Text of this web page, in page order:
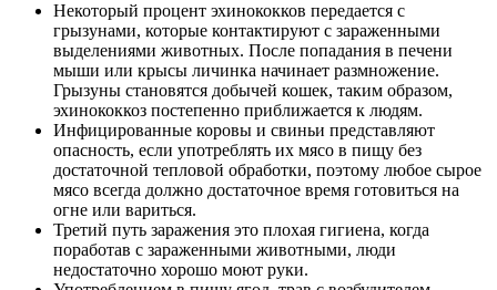
Некоторый процент эхинококков передается с
грызунами, которые контактируют с зараженными
выделениями животных. После попадания в печени
мыши или крысы личинка начинает размножение.
Грызуны становятся добычей кошек, таким образом,
эхинококкоз постепенно приближается к людям.
Инфицированные коровы и свиньи представляют
опасность, если употреблять их мясо в пищу без
достаточной тепловой обработки, поэтому любое сырое
мясо всегда должно достаточное время готовиться на
огне или вариться.
Третий путь заражения это плохая гигиена, когда
поработав с зараженными животными, люди
недостаточно хорошо моют руки.